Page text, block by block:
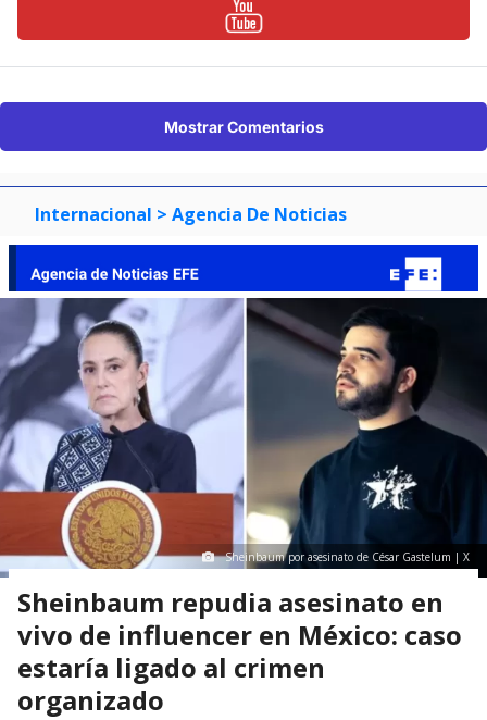
Mostrar Comentarios
Internacional > Agencia De Noticias
Sheinbaum por asesinato de César Gastelum | X
Sheinbaum repudia asesinato en
vivo de influencer en México: caso
estaría ligado al crimen
organizado